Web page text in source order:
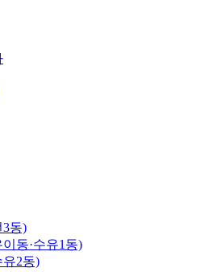
3동)
동·수유1동)
유2동)